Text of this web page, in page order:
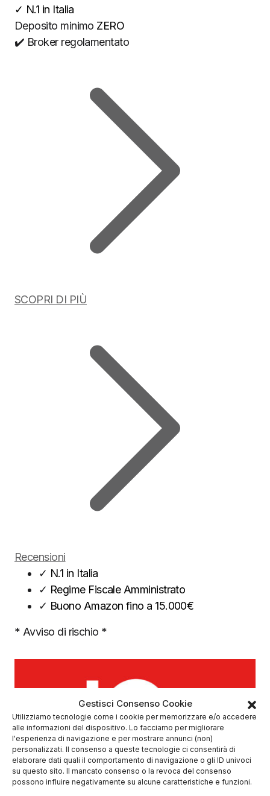
Gestisci Consenso Cookie
Utilizziamo tecnologie come i cookie per memorizzare e/o accedere
alle informazioni del dispositivo. Lo facciamo per migliorare
l'esperienza di navigazione e per mostrare annunci (non)
personalizzati. Il consenso a queste tecnologie ci consentirà di
elaborare dati quali il comportamento di navigazione o gli ID univoci
su questo sito. Il mancato consenso o la revoca del consenso
possono influire negativamente su alcune caratteristiche e funzioni.
✓ N.1 in Italia
Deposito minimo ZERO
✔️ Broker regolamentato
SCOPRI DI PIÙ
Recensioni
✓ N.1 in Italia
✓ Regime Fiscale Amministrato
✓ Buono Amazon fino a 15.000€
* Avviso di rischio *
(5/5)